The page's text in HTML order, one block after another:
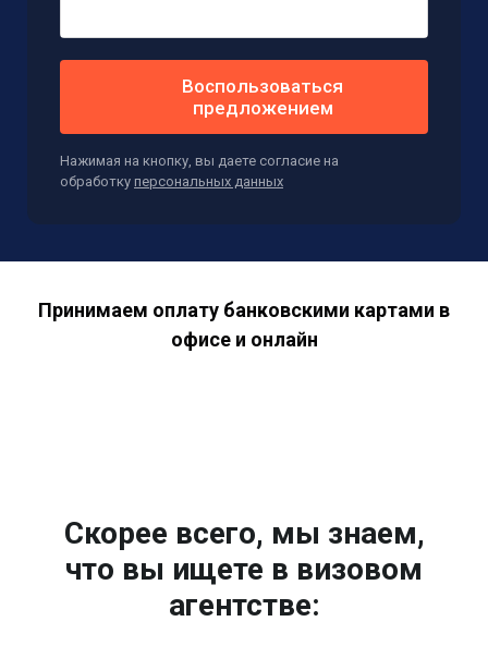
Воспользоваться
предложением
Нажимая на кнопку, вы даете согласие на
обработку персональных данных
Принимаем оплату банковскими картами в
офисе и онлайн
Скорее всего, мы знаем,
что вы ищете в визовом
агентстве: